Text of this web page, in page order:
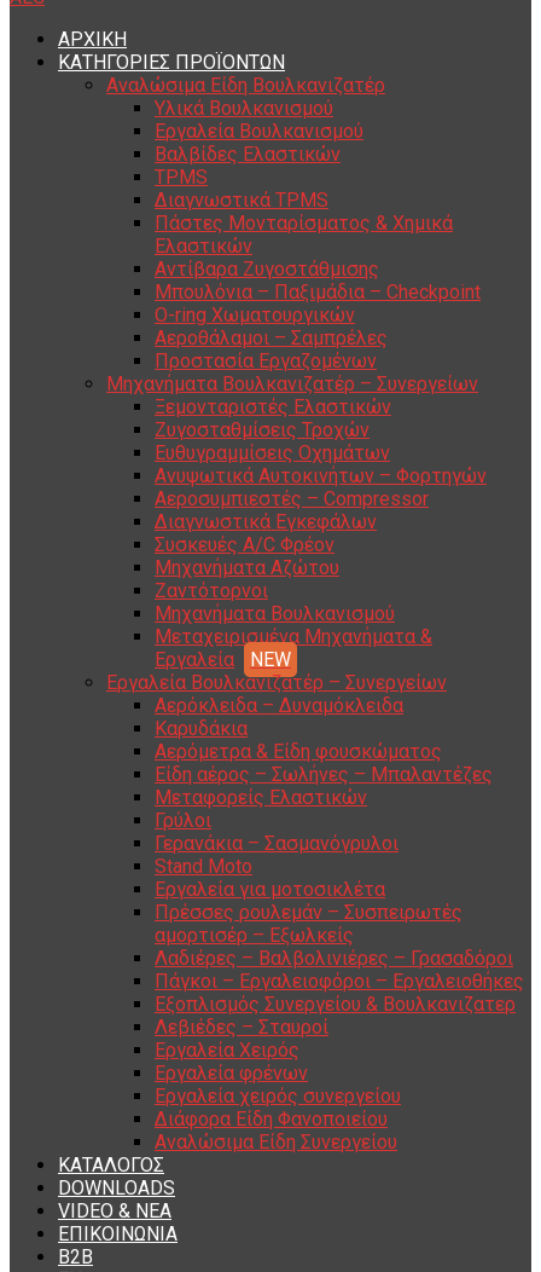
ΑΡΧΙΚΗ
ΚΑΤΗΓΟΡΙΕΣ ΠΡΟΪΟΝΤΩΝ
Αναλώσιμα Είδη Βουλκανιζατέρ
Υλικά Βουλκανισμού
Εργαλεία Βουλκανισμού
Βαλβίδες Ελαστικών
TPMS
Διαγνωστικά TPMS
Πάστες Μονταρίσματος & Χημικά
Ελαστικών
Αντίβαρα Ζυγοστάθμισης
Μπουλόνια – Παξιμάδια – Checkpoint
O-ring Χωματουργικών
Αεροθάλαμοι – Σαμπρέλες
Προστασία Εργαζομένων
Μηχανήματα Βουλκανιζατέρ – Συνεργείων
Ξεμονταριστές Ελαστικών
Ζυγοσταθμίσεις Τροχών
Ευθυγραμμίσεις Οχημάτων
Ανυψωτικά Αυτοκινήτων – Φορτηγών
Αεροσυμπιεστές – Compressor
Διαγνωστικά Εγκεφάλων
Συσκευές A/C Φρέον
Μηχανήματα Αζώτου
Ζαντότορνοι
Μηχανήματα Βουλκανισμού
Μεταχειρισμένα Μηχανήματα &
Εργαλεία
Εργαλεία Βουλκανιζατέρ – Συνεργείων
Αερόκλειδα – Δυναμόκλειδα
Καρυδάκια
Αερόμετρα & Είδη φουσκώματος
Είδη αέρος – Σωλήνες – Μπαλαντέζες
Μεταφορείς Ελαστικών
Γρύλοι
Γερανάκια – Σασμανόγρυλοι
Stand Moto
Εργαλεία για μοτοσικλέτα
Πρέσσες ρουλεμάν – Συσπειρωτές
αμορτισέρ – Εξωλκείς
Λαδιέρες – Βαλβολινιέρες – Γρασαδόροι
Πάγκοι – Εργαλειοφόροι – Εργαλειοθήκες
Εξοπλισμός Συνεργείου & Βουλκανιζατερ
Λεβιέδες – Σταυροί
Εργαλεία Χειρός
Εργαλεία φρένων
Εργαλεία χειρός συνεργείου
Διάφορα Είδη Φανοποιείου
Αναλώσιμα Είδη Συνεργείου
ΚΑΤΑΛΟΓΟΣ
DOWNLOADS
VIDEO & ΝΕΑ
ΕΠΙΚΟΙΝΩΝΙΑ
B2B